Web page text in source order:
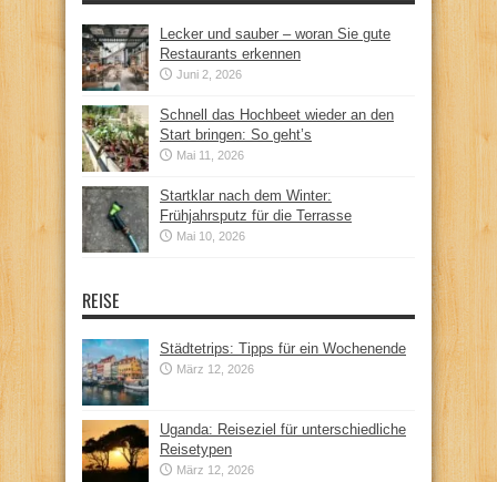
Lecker und sauber – woran Sie gute
Restaurants erkennen
Juni 2, 2026
Schnell das Hochbeet wieder an den
Start bringen: So geht’s
Mai 11, 2026
Startklar nach dem Winter:
Frühjahrsputz für die Terrasse
Mai 10, 2026
REISE
Städtetrips: Tipps für ein Wochenende
März 12, 2026
Uganda: Reiseziel für unterschiedliche
Reisetypen
März 12, 2026